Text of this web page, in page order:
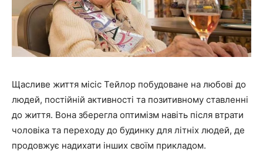
Щасливе життя місіс Тейлор побудоване на любові до
людей, постійній активності та позитивному ставленні
до життя. Вона зберегла оптимізм навіть після втрати
чоловіка та переходу до будинку для літніх людей, де
продовжує надихати інших своїм прикладом.